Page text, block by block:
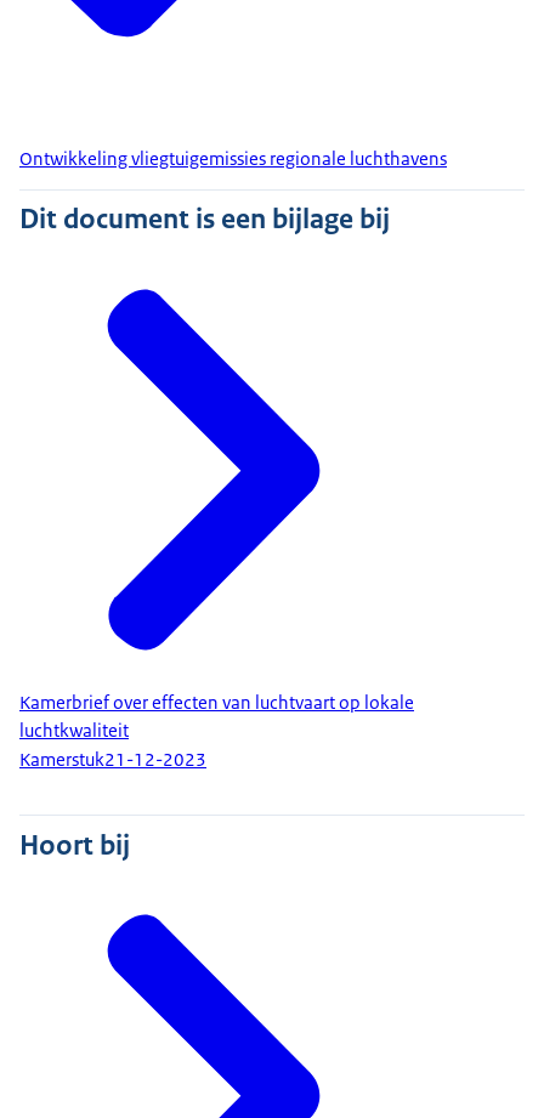
Ontwikkeling vliegtuigemissies regionale luchthavens
Dit document is een bijlage bij
Kamerbrief over effecten van luchtvaart op lokale
luchtkwaliteit
Kamerstuk21-12-2023
Hoort bij